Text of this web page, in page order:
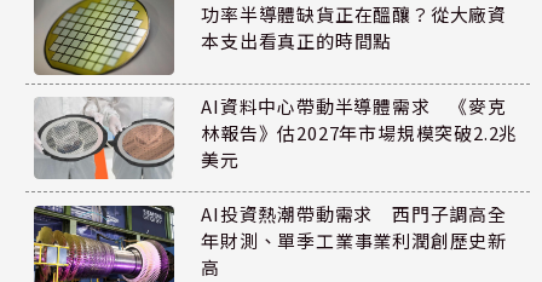
功率半導體缺貨正在醞釀？從大廠資
本支出看真正的時間點
AI資料中心帶動半導體需求 《麥克
林報告》估2027年市場規模突破2.2兆
美元
AI投資熱潮帶動需求 西門子調高全
年財測、單季工業事業利潤創歷史新
高